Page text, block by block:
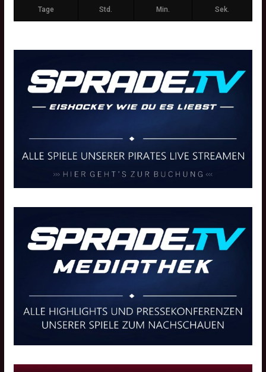
Tage Std. Min. Sek.